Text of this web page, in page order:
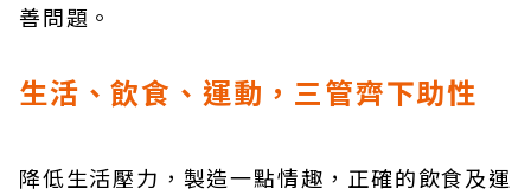
善問題。
生活、飲食、運動，三管齊下助性
降低生活壓力，製造一點情趣，正確的飲食及運